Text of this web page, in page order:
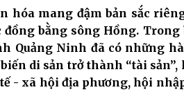
hóa mang đậm bản sắc
bằng sông Hồng. Trong
Quảng Ninh đã có những
di sản trở thành “tài sản”,
- xã hội địa phương, hội